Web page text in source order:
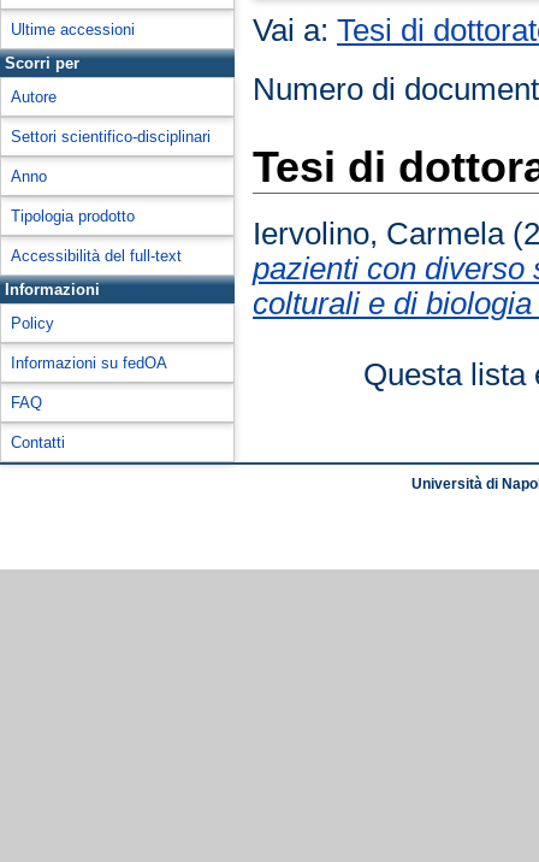
Ultime accessioni
Scorri per
Autore
Settori scientifico-disciplinari
Anno
Tipologia prodotto
Accessibilità del full-text
Informazioni
Policy
Informazioni su fedOA
FAQ
Contatti
Vai a:Tesi di
Numero di
Tesi di
Iervolino, Carmela
pazienti con diverso
colturali e di
Questa lista
Università di